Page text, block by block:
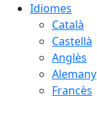
Idiomes
Català
Castellà
Anglès
Alemany
Francès